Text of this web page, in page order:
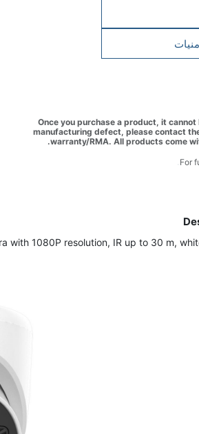
Once you purchase a product, it
manufacturing defect, please contact
warranty/RMA. All products come
For
with 1080P resolution, IR up to 30 m,